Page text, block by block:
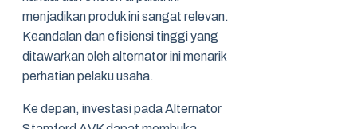
menjadikan produk ini sangat relevan.
Keandalan dan efisiensi tinggi yang
ditawarkan oleh alternator ini menarik
perhatian pelaku usaha.
Ke depan, investasi pada Alternator